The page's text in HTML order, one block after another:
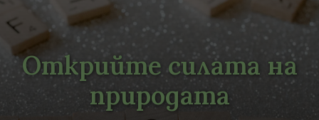
Открийте силата на
природата